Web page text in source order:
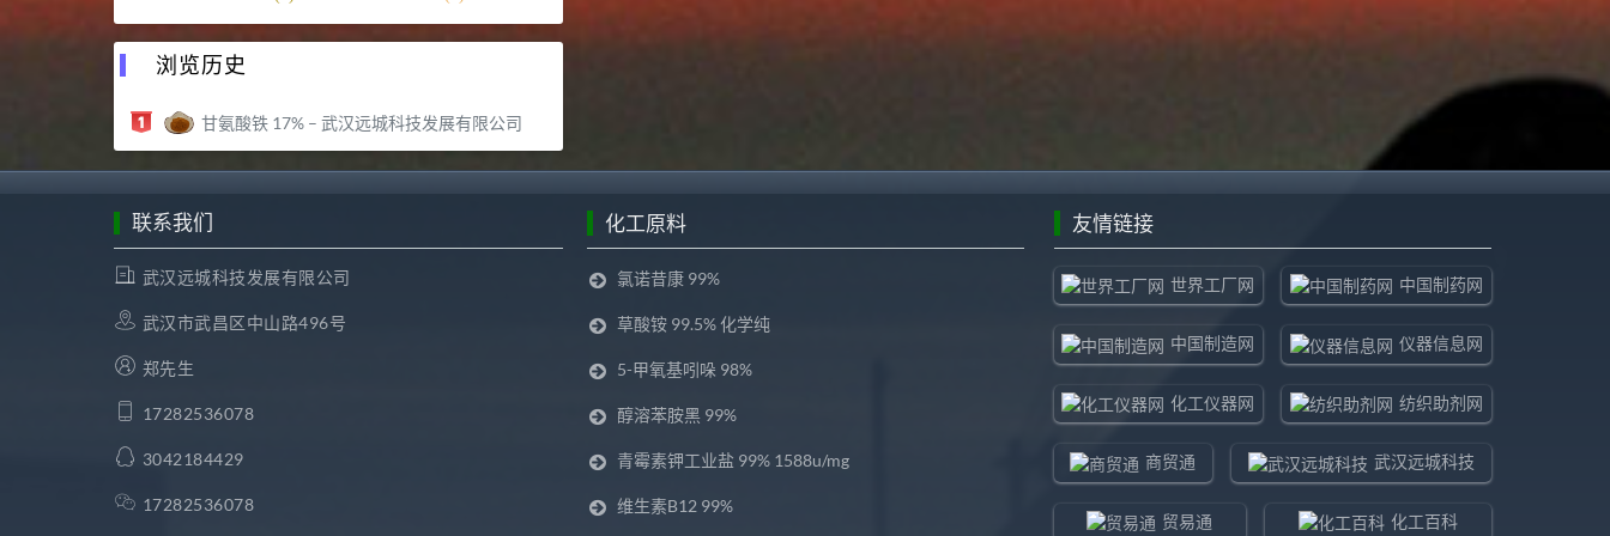
浏览历史
甘氨酸铁 17% – 武汉远城科技发展有限公司
联系我们
武汉远城科技发展有限公司
武汉市武昌区中山路496号
郑先生
17282536078
3042184429
17282536078
化工原料
氯诺昔康 99%
草酸铵 99.5% 化学纯
5-甲氧基吲哚 98%
醇溶苯胺黑 99%
青霉素钾工业盐 99% 1588u/mg
维生素B12 99%
友情链接
世界工厂网 中国制药网
中国制造网 仪器信息网
化工仪器网 纺织助剂网
商贸通 武汉远城科技
贸易通 化工百科